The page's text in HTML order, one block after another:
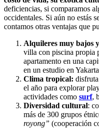
deficiencias, si comparamos
occidentales. Si aún no estás
contamos otras ventajas que
Alquileres muy bajos
villa con piscina propia
apartamento en una
en un estudio en
Clima tropical:
el año para explorar
actividades como surf,
Diversidad cultural:
más de 300 grupos
royong” (cooperación